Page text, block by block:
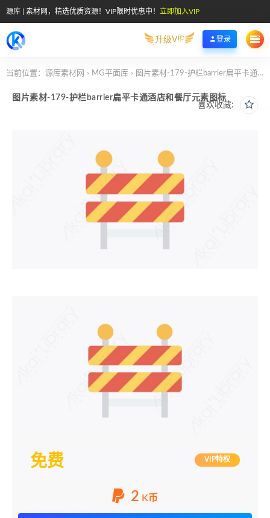
源库 | 素材网，精选优质资源！VIP限时优惠中！ 立即加入VIP
升级VIP 登录
当前位置： 源库素材网 > MG平面库 > 图片素材-179-护栏barrier扁平卡通酒店和餐厅元素图标
喜欢收藏:
图片素材-179-护栏barrier扁平卡通酒店和餐厅元素图标
免费 VIP特权
2 K币